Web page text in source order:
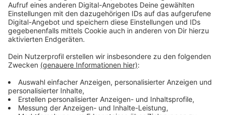
Anzeige